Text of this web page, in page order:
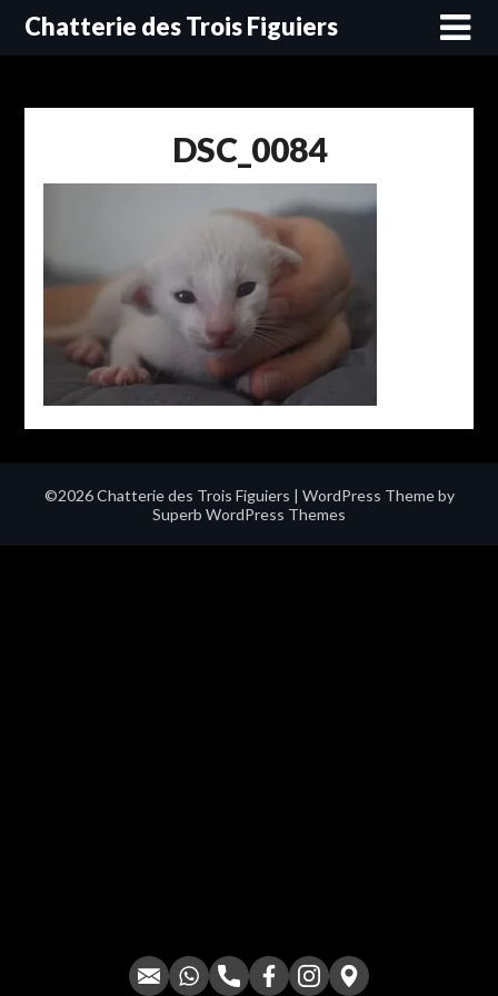
SkipChatterie des Trois Figuiers
DSC_0084
©2026 Chatterie des Trois Figuiers | WordPress Theme by
Superb WordPress Themes